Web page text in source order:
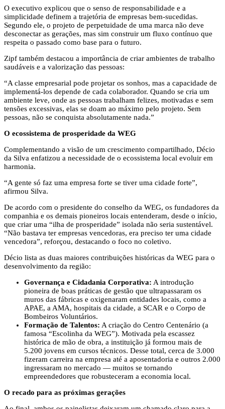
O executivo explicou que o senso de responsabilidade e a
simplicidade definem a trajetória de empresas bem-sucedidas.
Segundo ele, o projeto de perpetuidade de uma marca não deve
desconectar as gerações, mas sim construir um fluxo contínuo que
respeita o passado como base para o futuro.
Zipf também destacou a importância de criar ambientes de trabalho
saudáveis e a valorização das pessoas:
“A classe empresarial pode projetar os sonhos, mas a capacidade de
implementá-los depende de cada colaborador. Quando se cria um
ambiente leve, onde as pessoas trabalham felizes, motivadas e sem
tensões excessivas, elas se doam ao máximo pelo projeto. Sem
pessoas, não se conquista absolutamente nada.”
O ecossistema de prosperidade da WEG
Complementando a visão de um crescimento compartilhado, Décio
da Silva enfatizou a necessidade de o ecossistema local evoluir em
harmonia.
“A gente só faz uma empresa forte se tiver uma cidade forte”,
afirmou Silva.
De acordo com o presidente do conselho da WEG, os fundadores da
companhia e os demais pioneiros locais entenderam, desde o início,
que criar uma “ilha de prosperidade” isolada não seria sustentável.
“Não bastava ter empresas vencedoras, era preciso ter uma cidade
vencedora”, reforçou, destacando o foco no coletivo.
Décio lista as duas maiores contribuições históricas da WEG para o
desenvolvimento da região:
Governança e Cidadania Corporativa: A introdução
pioneira de boas práticas de gestão que ultrapassaram os
muros das fábricas e oxigenaram entidades locais, como a
APAE, a AMA, hospitais da cidade, a SCAR e o Corpo de
Bombeiros Voluntários.
Formação de Talentos: A criação do Centro Centenário (a
famosa “Escolinha da WEG”). Motivada pela escassez
histórica de mão de obra, a instituição já formou mais de
5.200 jovens em cursos técnicos. Desse total, cerca de 3.000
fizeram carreira na empresa até a aposentadoria e outros 2.000
ingressaram no mercado — muitos se tornando
empreendedores que robusteceram a economia local.
O recado para as próximas gerações